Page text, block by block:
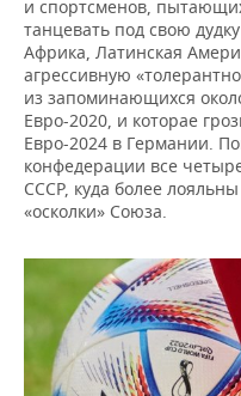
и спортсменов,
танцевать под свою
Африка, Латинская
агрессивную
из запоминающихся
Евро-2020, и которае
Евро-2024 в Германии.
конфедерации все
СССР, куда более
«осколки» Союза.